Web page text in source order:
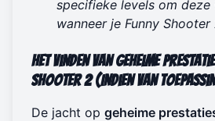
specifieke levels om deze
wanneer je Funny
Het Vinden van Geheime
Shooter 2 (Indien van
De jacht op geheime